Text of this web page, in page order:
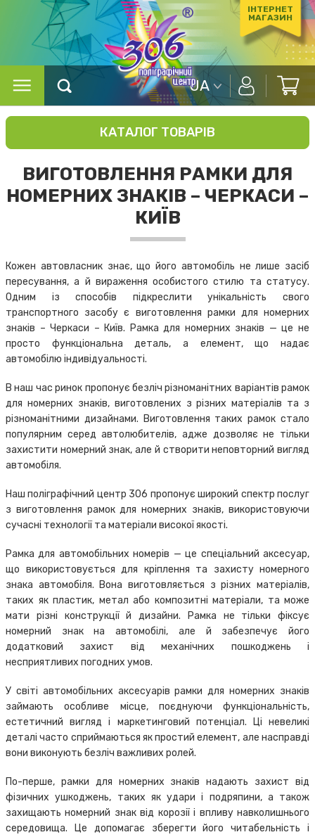
ІНТЕРНЕТ
МАГАЗИН
UA
КАТАЛОГ ТОВАРІВ
ВИГОТОВЛЕННЯ РАМКИ ДЛЯ
НОМЕРНИХ ЗНАКІВ – ЧЕРКАСИ –
КИЇВ
Кожен автовласник знає, що його автомобіль не лише засіб
пересування, а й вираження особистого стилю та статусу.
Одним із способів підкреслити унікальність свого
транспортного засобу є виготовлення рамки для номерних
знаків – Черкаси – Київ. Рамка для номерних знаків — це не
просто функціональна деталь, а елемент, що надає
автомобілю індивідуальності.
В наш час ринок пропонує безліч різноманітних варіантів рамок
для номерних знаків, виготовлених з різних матеріалів та з
різноманітними дизайнами. Виготовлення таких рамок стало
популярним серед автолюбителів, адже дозволяє не тільки
захистити номерний знак, але й створити неповторний вигляд
автомобіля.
Наш поліграфічний центр 306 пропонує широкий спектр послуг
з виготовлення рамок для номерних знаків, використовуючи
сучасні технології та матеріали високої якості.
Рамка для автомобільних номерів — це спеціальний аксесуар,
що використовується для кріплення та захисту номерного
знака автомобіля. Вона виготовляється з різних матеріалів,
таких як пластик, метал або композитні матеріали, та може
мати різні конструкції й дизайни. Рамка не тільки фіксує
номерний знак на автомобілі, але й забезпечує його
додатковий захист від механічних пошкоджень і
несприятливих погодних умов.
У світі автомобільних аксесуарів рамки для номерних знаків
займають особливе місце, поєднуючи функціональність,
естетичний вигляд і маркетинговий потенціал. Ці невеликі
деталі часто сприймаються як простий елемент, але насправді
вони виконують безліч важливих ролей.
По-перше, рамки для номерних знаків надають захист від
фізичних ушкоджень, таких як удари і подряпини, а також
захищають номерний знак від корозії і впливу навколишнього
середовища. Це допомагає зберегти його читабельність і